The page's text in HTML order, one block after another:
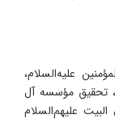
علیه‌السلام،
تحقیق مؤسسه آل
علیهم‌السلام